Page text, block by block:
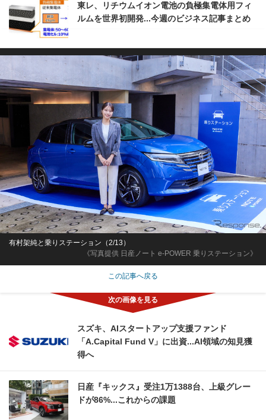
東レ、リチウムイオン電池の負極集電体用フィ
ルムを世界初開発...今週のビジネス記事まとめ
《写真提供 日産ノート e-POWER 乗りステーション》
有村架純と乗りステーション（2/13）
この記事へ戻る
スズキ、AIスタートアップ支援ファンド
「A.Capital Fund V」に出資...AI領域の知見獲
得へ
日産『キックス』受注1万1388台、上級グレー
ドが86%...これからの課題